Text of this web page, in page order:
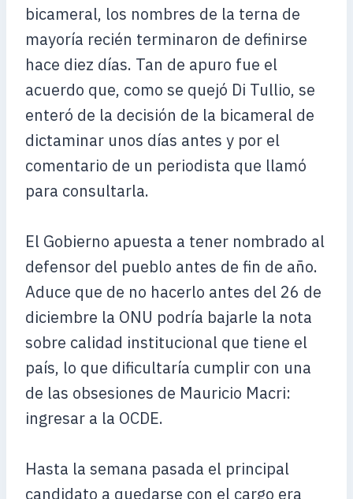
bicameral, los nombres de la terna de
mayoría recién terminaron de definirse
hace diez días. Tan de apuro fue el
acuerdo que, como se quejó Di Tullio, se
enteró de la decisión de la bicameral de
dictaminar unos días antes y por el
comentario de un periodista que llamó
para consultarla.
El Gobierno apuesta a tener nombrado al
defensor del pueblo antes de fin de año.
Aduce que de no hacerlo antes del 26 de
diciembre la ONU podría bajarle la nota
sobre calidad institucional que tiene el
país, lo que dificultaría cumplir con una
de las obsesiones de Mauricio Macri:
ingresar a la OCDE.
Hasta la semana pasada el principal
candidato a quedarse con el cargo era